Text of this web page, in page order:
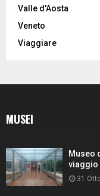
Valle d'Aosta
Veneto
Viaggiare
MUSEI
Museo
viaggio
31